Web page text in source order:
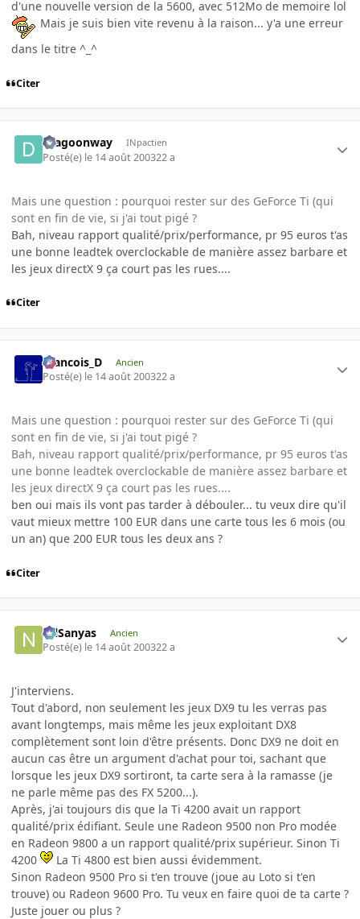
d'une nouvelle version de la 5600, avec 512Mo de memoire lol
Mais je suis bien vite revenu à la raison... y'a une erreur
dans le titre ^_^
Citer
dragoonway INpactien
Posté(e) le 14 août 200322 a
Mais une question : pourquoi rester sur des GeForce Ti (qui
sont en fin de vie, si j'ai tout pigé ?
Bah, niveau rapport qualité/prix/performance, pr 95 euros t'as
une bonne leadtek overclockable de manière assez barbare et
les jeux directX 9 ça court pas les rues....
Citer
Francois_D Ancien
Posté(e) le 14 août 200322 a
Mais une question : pourquoi rester sur des GeForce Ti (qui
sont en fin de vie, si j'ai tout pigé ?
Bah, niveau rapport qualité/prix/performance, pr 95 euros t'as
une bonne leadtek overclockable de manière assez barbare et
les jeux directX 9 ça court pas les rues....
ben oui mais ils vont pas tarder à débouler... tu veux dire qu'il
vaut mieux mettre 100 EUR dans une carte tous les 6 mois (ou
un an) que 200 EUR tous les deux ans ?
Citer
NilSanyas Ancien
Posté(e) le 14 août 200322 a
J'interviens.
Tout d'abord, non seulement les jeux DX9 tu les verras pas
avant longtemps, mais même les jeux exploitant DX8
complètement sont loin d'être présents. Donc DX9 ne doit en
aucun cas être un argument d'achat pour toi, sachant que
lorsque les jeux DX9 sortiront, ta carte sera à la ramasse (je
ne parle même pas des FX 5200...).
Après, j'ai toujours dis que la Ti 4200 avait un rapport
qualité/prix édifiant. Seule une Radeon 9500 non Pro modée
en Radeon 9800 a un rapport qualité/prix supérieur. Sinon Ti
4200
La Ti 4800 est bien aussi évidemment.
Sinon Radeon 9500 Pro si t'en trouve (joue au Loto si t'en
trouve) ou Radeon 9600 Pro. Tu veux en faire quoi de ta carte ?
Juste jouer ou plus ?